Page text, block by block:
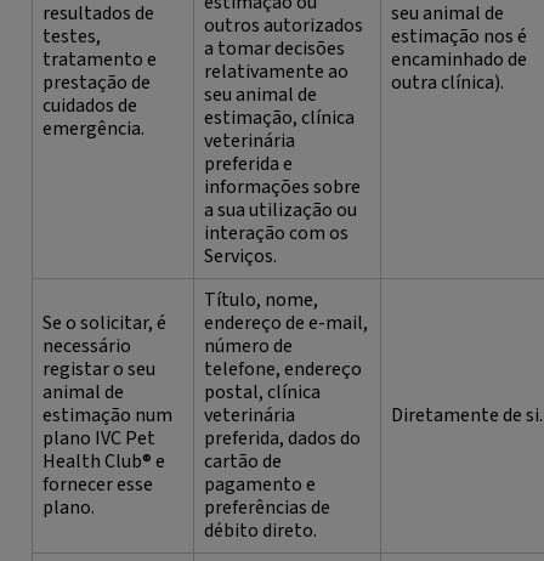
resultados de
testes,
tratamento e
prestação de
cuidados de
emergência.
outros autorizados
a tomar decisões
relativamente ao
seu animal de
estimação, clínica
veterinária
preferida e
informações sobre
a sua utilização ou
interação com os
Serviços.
seu animal de
estimação nos é
encaminhado de
outra clínica).
Se o solicitar, é
necessário
registar o seu
animal de
estimação num
plano IVC Pet
Health Club® e
fornecer esse
plano.
Título, nome,
endereço de e-mail,
número de
telefone, endereço
postal, clínica
veterinária
preferida, dados do
cartão de
pagamento e
preferências de
débito direto.
Diretamente de si.